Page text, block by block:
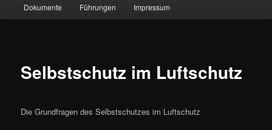
Dokumente Führungen Impressum
Selbstschutz im Luftschutz
Die Grundfragen des Selbstschutzes im Luftschutz